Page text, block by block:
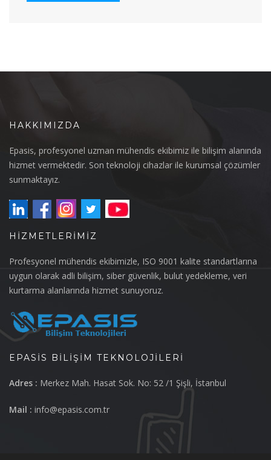
HAKKIMIZDA
Epasis, profesyonel uzman mühendis ekibimiz ile bilişim alanında
hizmet vermektedir. Son teknoloji cihazlar ile kurumsal çözümler
sunmaktayız.
HIZMETLERIMIZ
Profesyonel mühendis ekibimizle, ISO 9001 kalite standartlarına
uygun olarak adli bilişim, siber güvenlik, bulut yedekleme, veri
kurtarma alanlarında hizmet sunuyoruz.
EPASIS BILIŞIM TEKNOLOJILERI
Adres : Merkez Mah. Hasat Sok. No: 52 /1 Şişli, İstanbul
Mail : info@epasis.com.tr